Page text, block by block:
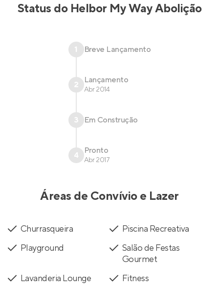
Status do Helbor My Way Abolição
1 Breve Lançamento
2 Lançamento
Abr 2014
3 Em Construção
4 Pronto
Abr 2017
Áreas de Convívio e Lazer
Churrasqueira
Piscina Recreativa
Playground
Salão de Festas
Gourmet
Lavanderia Lounge
Fitness